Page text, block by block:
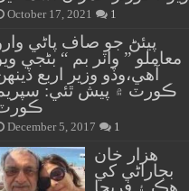
October 17, 2021 1
پيئڻ جو صاف پاڻي
معاملو ” واٽر بم “ بڻجي
آهي،وڏو وزير اربع
ڪورٽ ۾ پيش ٿئي:
December 5, 2017 1
هزار خان
بجاراڻي کي
هڪ ۽ فريحا